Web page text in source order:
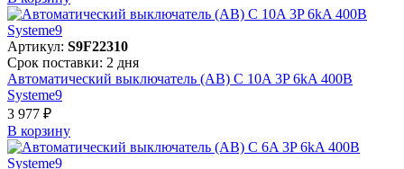
Артикул: S9F22310
Срок поставки: 2 дня
Автоматический выключатель (АВ) C 10A 3P 6kA 400В
Systeme9
3 977 ₽
В корзинy